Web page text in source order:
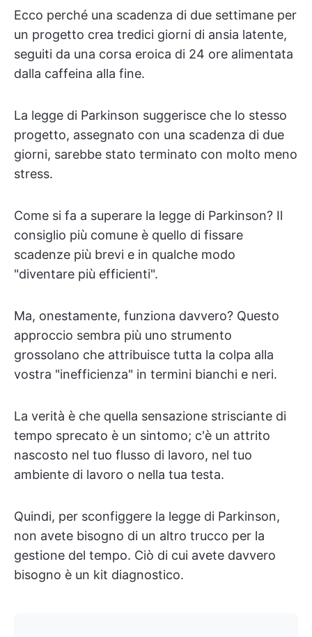
Ecco perché una scadenza di due settimane per
un progetto crea tredici giorni di ansia latente,
seguiti da una corsa eroica di 24 ore alimentata
dalla caffeina alla fine.
La legge di Parkinson suggerisce che lo stesso
progetto, assegnato con una scadenza di due
giorni, sarebbe stato terminato con molto meno
stress.
Come si fa a superare la legge di Parkinson? Il
consiglio più comune è quello di fissare
scadenze più brevi e in qualche modo
"diventare più efficienti".
Ma, onestamente, funziona davvero? Questo
approccio sembra più uno strumento
grossolano che attribuisce tutta la colpa alla
vostra "inefficienza" in termini bianchi e neri.
La verità è che quella sensazione strisciante di
tempo sprecato è un sintomo; c'è un attrito
nascosto nel tuo flusso di lavoro, nel tuo
ambiente di lavoro o nella tua testa.
Quindi, per sconfiggere la legge di Parkinson,
non avete bisogno di un altro trucco per la
gestione del tempo. Ciò di cui avete davvero
bisogno è un kit diagnostico.